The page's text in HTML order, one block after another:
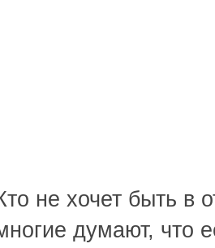
не хочет быть в
думают, что